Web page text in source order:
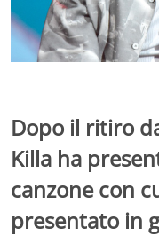
Dopo il ritiro
Killa ha
canzone con
presentato in